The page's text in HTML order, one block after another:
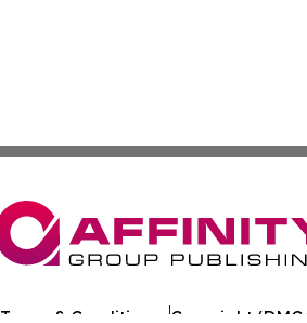
Terms & Conditions Copyright/